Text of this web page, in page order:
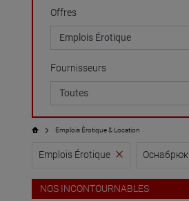
Offres
Fournisseurs
Emplois Érotique & Location
Emplois Érotique Оснабрюк
NOS INCONTOURNABLES